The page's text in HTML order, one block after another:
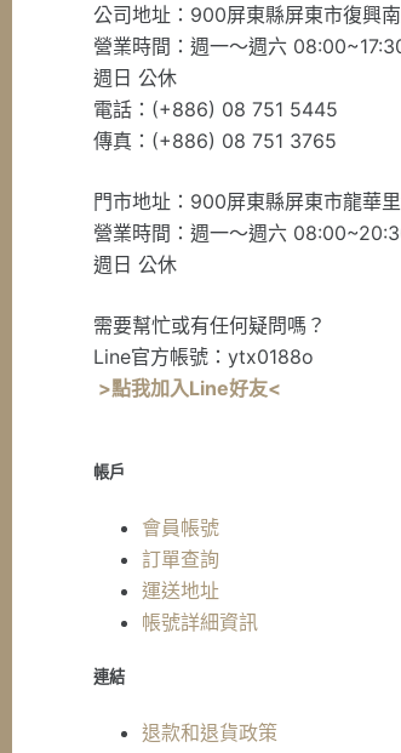
公司地址：900屏東縣屏東市復興
營業時間：週一～週六
週日 公休
電話：(+886) 08 751 5445
傳真：(+886) 08 751 3765
門市地址：900屏東縣屏東市龍華
營業時間：週一～週六
週日 公休
需要幫忙或有任何疑問嗎？
Line官方帳號：ytx0188o
>點我加入Line好友<
帳戶
會員帳號
訂單查詢
運送地址
帳號詳細資訊
連結
退款和退貨政策